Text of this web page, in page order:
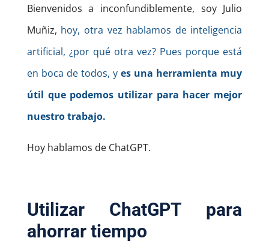
Bienvenidos a inconfundiblemente, soy Julio
Muñiz, hoy, otra vez hablamos de inteligencia
artificial, ¿por qué otra vez? Pues porque está
en boca de todos, yes una herramienta muy
útil que podemos utilizar para hacer mejor
nuestro trabajo.
Hoy hablamos de ChatGPT.
Utilizar ChatGPT para
ahorrar tiempo